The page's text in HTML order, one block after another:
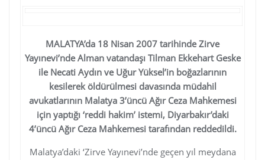
MALATYA’da 18 Nisan 2007 tarihinde Zirve
Yayınevi’nde Alman vatandaşı Tilman Ekkehart Geske
ile Necati Aydın ve Uğur Yüksel’in boğazlarının
kesilerek öldürülmesi davasında müdahil
avukatlarının Malatya 3’üncü Ağır Ceza Mahkemesi
için yaptığı ‘reddi hakim’ istemi, Diyarbakır’daki
4’üncü Ağır Ceza Mahkemesi tarafından reddedildi.
Malatya’daki ‘Zirve Yayınevi’nde geçen yıl meydana